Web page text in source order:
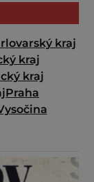
kraj
kraj
kraj
Praha